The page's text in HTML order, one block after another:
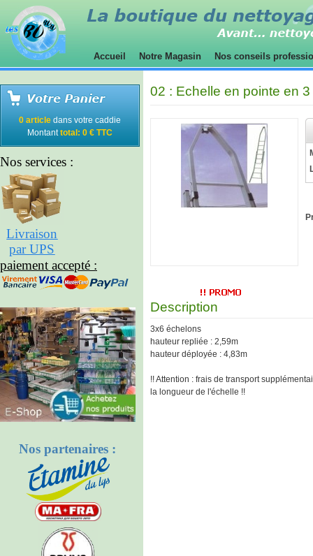
Accueil Notre Magasin Nos conseils
0 article dans votre caddie
Montanttotal: 0 € TTC
Nos services :
Livraison
par UPS
paiement accepté :
Nos partenaires :
02 : Echelle en pointe en
Description
3x6 échelons
hauteur repliée : 2,59m
hauteur déployée : 4,83m
!! Attention : frais de transport
la longueur de l'échelle !!